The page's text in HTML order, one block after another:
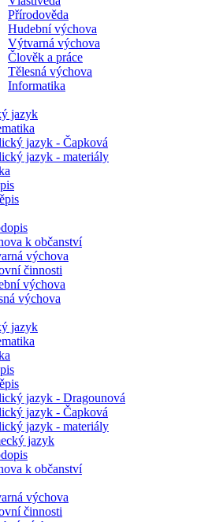
Přírodověda
Hudební výchova
Výtvarná výchova
Člověk a práce
Tělesná výchova
Informatika
jazyk
jazyk - Čapková
jazyk - materiály
k občanství
výchova
činnosti
výchova
výchova
jazyk
jazyk - Dragounová
jazyk - Čapková
jazyk - materiály
jazyk
k občanství
výchova
činnosti